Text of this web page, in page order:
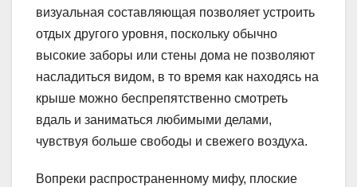
визуальная составляющая позволяет устроить
отдых другого уровня, поскольку обычно
высокие заборы или стены дома не позволяют
насладиться видом, в то время как находясь на
крыше можно беспрепятственно смотреть
вдаль и заниматься любимыми делами,
чувствуя больше свободы и свежего воздуха.
Вопреки распространенному мифу, плоские